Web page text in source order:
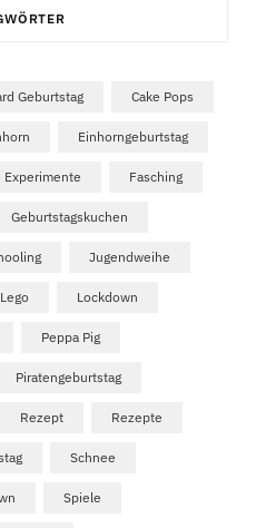
Geburtstag Cake Pops
Einhorngeburtstag
Experimente Fasching
Geburtstagskuchen
Jugendweihe
Lego Lockdown
Peppa Pig
Piratengeburtstag
Rezept Rezepte
Schnee
Spiele